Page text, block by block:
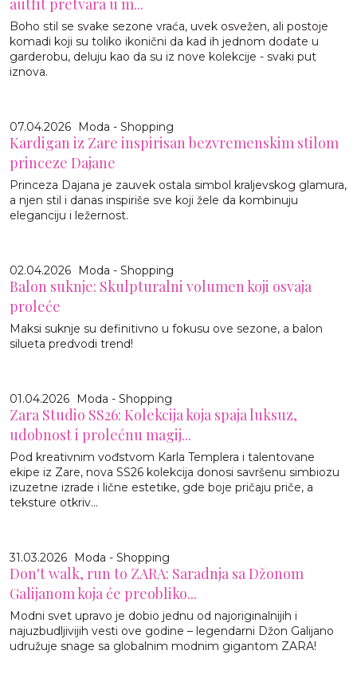
autfit pretvara u m...
Boho stil se svake sezone vraća, uvek osvežen, ali postoje
komadi koji su toliko ikonični da kad ih jednom dodate u
garderobu, deluju kao da su iz nove kolekcije - svaki put
iznova.
07.04.2026 Moda - Shopping
Kardigan iz Zare inspirisan bezvremenskim stilom
princeze Dajane
Princeza Dajana je zauvek ostala simbol kraljevskog glamura,
a njen stil i danas inspiriše sve koji žele da kombinuju
eleganciju i ležernost.
02.04.2026 Moda - Shopping
Balon suknje: Skulpturalni volumen koji osvaja
proleće
Maksi suknje su definitivno u fokusu ove sezone, a balon
silueta predvodi trend!
01.04.2026 Moda - Shopping
Zara Studio SS26: Kolekcija koja spaja luksuz,
udobnost i prolećnu magij...
Pod kreativnim vođstvom Karla Templera i talentovane
ekipe iz Zare, nova SS26 kolekcija donosi savršenu simbiozu
izuzetne izrade i lične estetike, gde boje pričaju priče, a
teksture otkriv...
31.03.2026 Moda - Shopping
Don't walk, run to ZARA: Saradnja sa Džonom
Galijanom koja će preobliko...
Modni svet upravo je dobio jednu od najoriginalnijih i
najuzbudljivijih vesti ove godine – legendarni Džon Galijano
udružuje snage sa globalnim modnim gigantom ZARA!